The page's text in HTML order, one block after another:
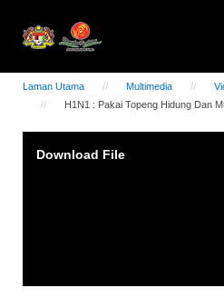
Laman Utama Multimedia
H1N1 : Pakai Topeng Hidung Dan
Player
Download File